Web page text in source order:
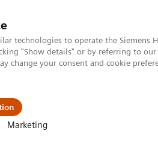
technologies to operate the Siemens
"Show details" or by referring to our
change your consent and cookie
Marketing